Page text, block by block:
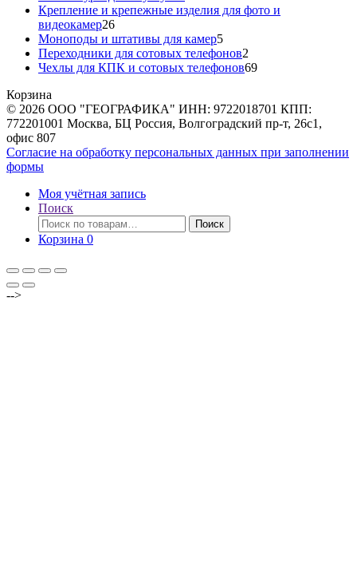
товаров
Крепление и крепежные изделия для фото и
видеокамер2626
товаров
Моноподы и штативы для камер55
товаров
Переходники для сотовых телефонов2
товара
Чехлы для КПК и сотовых телефонов6969
Корзина
© 2026 ООО "ГЕОГРАФИКА" ИНН: 9722018701 КПП:
772201001 Москва, БЦ Россия, Волгоградский пр-т, 26с1,
офис 807
Согласие на обработку персональных данных при заполнении
формы
Моя учётная запись
Поиск
Искать:
Поиск
Корзина 0
-->